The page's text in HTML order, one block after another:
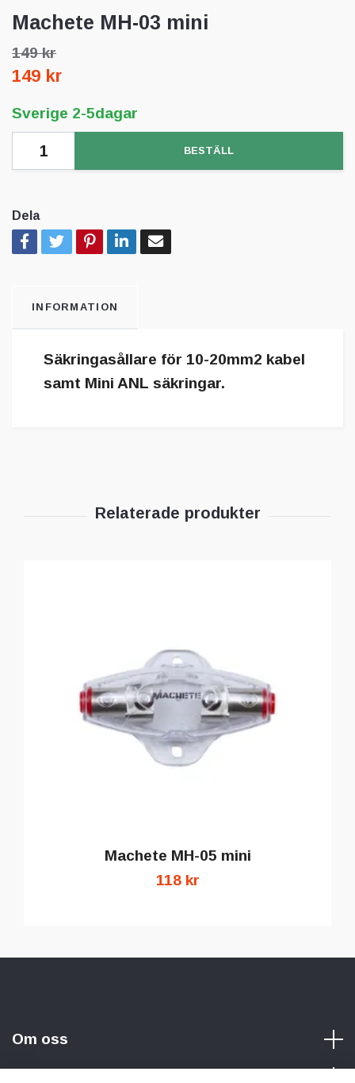
Machete MH-03 mini
149 kr
149 kr
Sverige 2-5dagar
BESTÄLL
Dela
INFORMATION
Säkringasållare för 10-20mm2 kabel
samt Mini ANL säkringar.
Machete MH-05 mini
118 kr
Om oss